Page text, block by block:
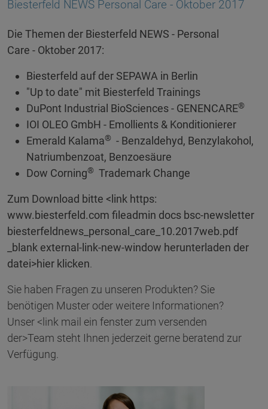
Biesterfeld NEWS Personal Care - Oktober 2017
Die Themen der Biesterfeld NEWS - Personal
Care - Oktober 2017:
Biesterfeld auf der SEPAWA in Berlin
"Up to date" mit Biesterfeld Trainings
DuPont Industrial BioSciences - GENENCARE®
IOI OLEO GmbH - Emollients & Konditionierer
Emerald Kalama® - Benzaldehyd, Benzylakohol,
Natriumbenzoat, Benzoesäure
Dow Corning® Trademark Change
Zum Download bitte <link https:
www.biesterfeld.com fileadmin docs bsc-newsletter
biesterfeldnews_personal_care_10.2017web.pdf
_blank external-link-new-window herunterladen der
datei>hier klicken.
Sie haben Fragen zu unseren Produkten? Sie
benötigen Muster oder weitere Informationen?
Unser <link mail ein fenster zum versenden
der>Team steht Ihnen jederzeit gerne beratend zur
Verfügung.